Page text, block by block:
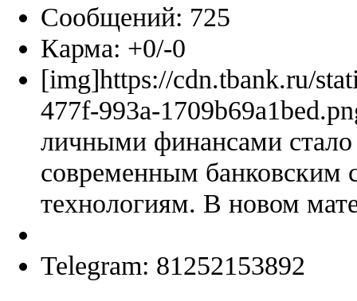
Сообщений: 725
Карма: +0/-0
[img]https://cdn.tbank.ru/
477f-993a-
личными финансами
современным банковским
технологиям. В новом
Telegram: 81252153892